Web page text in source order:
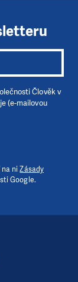
Člověk v
(e-mailovou
na niZásady
Google.